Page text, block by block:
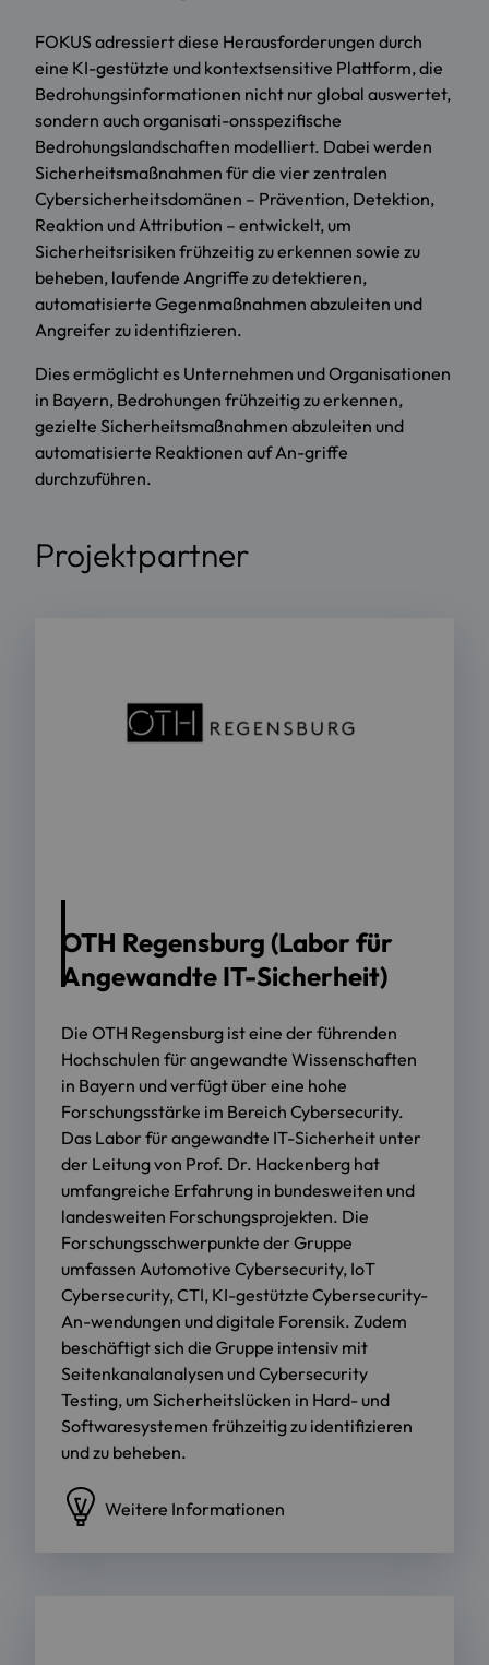
FOKUS adressiert diese Herausforderungen durch
eine KI-gestützte und kontextsensitive Plattform, die
Bedrohungsinformationen nicht nur global auswertet,
sondern auch organisati-onsspezifische
Bedrohungslandschaften modelliert. Dabei werden
Sicherheitsmaßnahmen für die vier zentralen
Cybersicherheitsdomänen – Prävention, Detektion,
Reaktion und Attribution – entwickelt, um
Sicherheitsrisiken frühzeitig zu erkennen sowie zu
beheben, laufende Angriffe zu detektieren,
automatisierte Gegenmaßnahmen abzuleiten und
Angreifer zu identifizieren.
Dies ermöglicht es Unternehmen und Organisationen
in Bayern, Bedrohungen frühzeitig zu erkennen,
gezielte Sicherheitsmaßnahmen abzuleiten und
automatisierte Reaktionen auf An-griffe
durchzuführen.
Projektpartner
OTH Regensburg (Labor für
Angewandte IT-Sicherheit)
Die OTH Regensburg ist eine der führenden
Hochschulen für angewandte Wissenschaften
in Bayern und verfügt über eine hohe
Forschungsstärke im Bereich Cybersecurity.
Das Labor für angewandte IT-Sicherheit unter
der Leitung von Prof. Dr. Hackenberg hat
umfangreiche Erfahrung in bundesweiten und
landesweiten Forschungsprojekten. Die
Forschungsschwerpunkte der Gruppe
umfassen Automotive Cybersecurity, IoT
Cybersecurity, CTI, KI-gestützte Cybersecurity-
An-wendungen und digitale Forensik. Zudem
beschäftigt sich die Gruppe intensiv mit
Seitenkanalanalysen und Cybersecurity
Testing, um Sicherheitslücken in Hard- und
Softwaresystemen frühzeitig zu identifizieren
und zu beheben.
Weitere Informationen